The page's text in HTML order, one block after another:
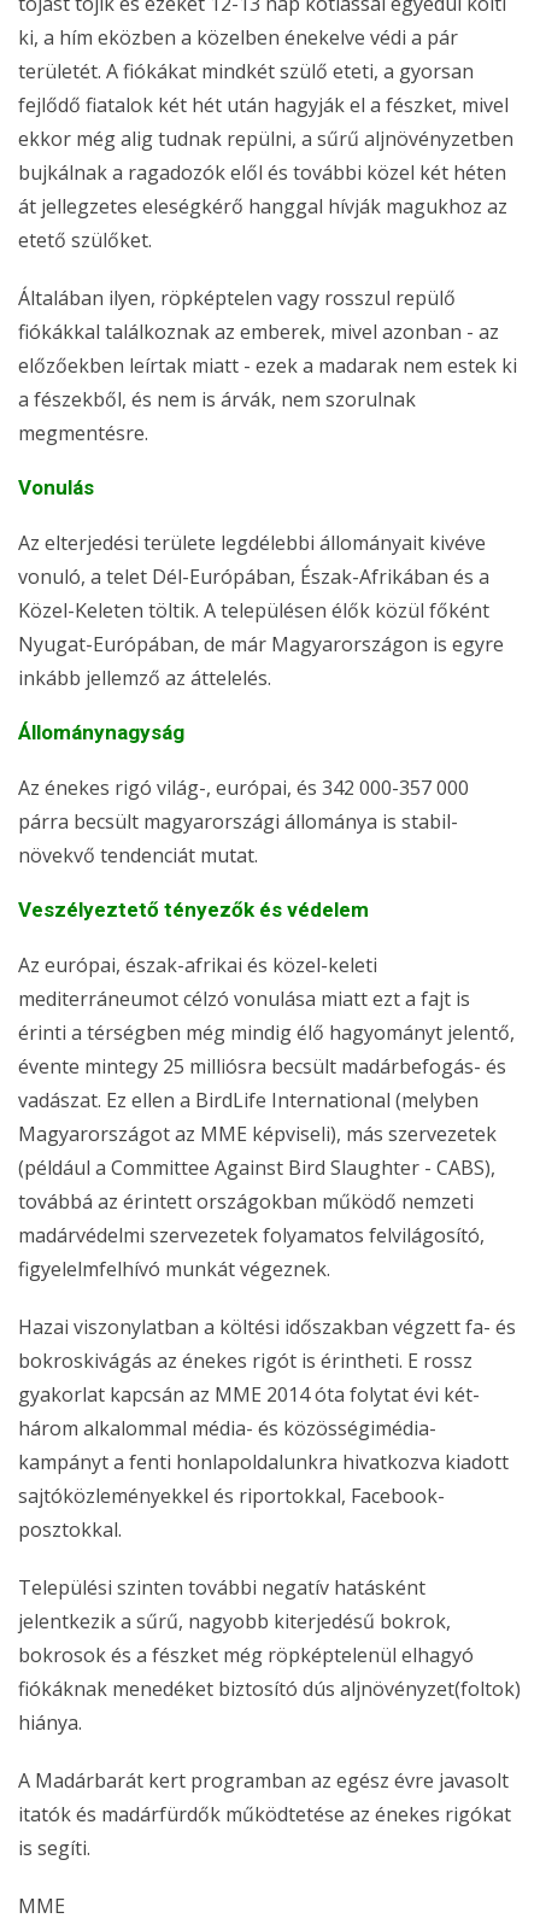
ki, a hím eközben a közelben énekelve védi a pár
területét. A fiókákat mindkét szülő eteti, a gyorsan
fejlődő fiatalok két hét után hagyják el a fészket, mivel
ekkor még alig tudnak repülni, a sűrű aljnövényzetben
bujkálnak a ragadozók elől és további közel két héten
át jellegzetes eleségkérő hanggal hívják magukhoz az
etető szülőket.
Általában ilyen, röpképtelen vagy rosszul repülő
fiókákkal találkoznak az emberek, mivel azonban - az
előzőekben leírtak miatt - ezek a madarak nem estek ki
a fészekből, és nem is árvák, nem szorulnak
megmentésre.
Vonulás
Az elterjedési területe legdélebbi állományait kivéve
vonuló, a telet Dél-Európában, Észak-Afrikában és a
Közel-Keleten töltik. A településen élők közül főként
Nyugat-Európában, de már Magyarországon is egyre
inkább jellemző az áttelelés.
Állománynagyság
Az énekes rigó világ-, európai, és 342 000-357 000
párra becsült magyarországi állománya is stabil-
növekvő tendenciát mutat.
Veszélyeztető tényezők és védelem
Az európai, észak-afrikai és közel-keleti
mediterráneumot célzó vonulása miatt ezt a fajt is
érinti a térségben még mindig élő hagyományt jelentő,
évente mintegy 25 milliósra becsült madárbefogás- és
vadászat. Ez ellen a BirdLife International (melyben
Magyarországot az MME képviseli), más szervezetek
(például a Committee Against Bird Slaughter - CABS),
továbbá az érintett országokban működő nemzeti
madárvédelmi szervezetek folyamatos felvilágosító,
figyelelmfelhívó munkát végeznek.
Hazai viszonylatban a költési időszakban végzett fa- és
bokroskivágás az énekes rigót is érintheti. E rossz
gyakorlat kapcsán az MME 2014 óta folytat évi két-
három alkalommal média- és közösségimédia-
kampányt a fenti honlapoldalunkra hivatkozva kiadott
sajtóközleményekkel és riportokkal, Facebook-
posztokkal.
Települési szinten további negatív hatásként
jelentkezik a sűrű, nagyobb kiterjedésű bokrok,
bokrosok és a fészket még röpképtelenül elhagyó
fiókáknak menedéket biztosító dús aljnövényzet(foltok)
hiánya.
A Madárbarát kert programban az egész évre javasolt
itatók és madárfürdők működtetése az énekes rigókat
is segíti.
MME